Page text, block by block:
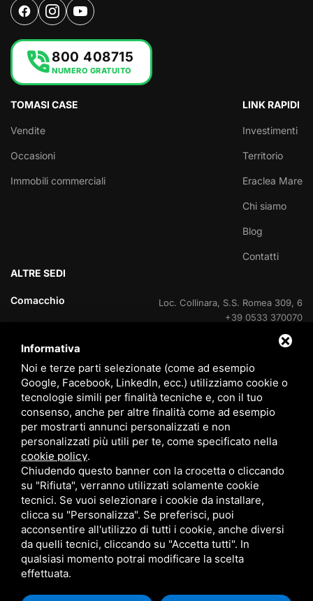
Informativa
Noi e terze parti selezionate (come ad esempio
Google, Facebook, LinkedIn, ecc.) utilizziamo cookie o
tecnologie simili per finalità tecniche e, con il tuo
consenso, anche per altre finalità come ad esempio
per mostrarti annunci personalizzati e non
personalizzati più utili per te, come specificato nella
cookie policy.
Chiudendo questo banner con la crocetta o cliccando
su "Rifiuta", verranno utilizzati solamente cookie
tecnici. Se vuoi selezionare i cookie da installare,
clicca su "Personalizza". Se preferisci, puoi
acconsentire all'utilizzo di tutti i cookie, anche diversi
da quelli tecnici, cliccando su "Accetta tutti". In
qualsiasi momento potrai modificare la scelta
effettuata.
phone_in_talk800 408715
NUMERO GRATUITO
TOMASI CASE
Vendite
Occasioni
Immobili commerciali
LINK RAPIDI
Investimenti
Territorio
Eraclea Mare
Chi siamo
Blog
Contatti
ALTRE SEDI
Comacchio
Loc. Collinara, S.S. Romea 309, 6
+39 0533 370070
Lido delle Nazioni
Viale delle Nazioni Unite, 95
+39 0533 370070
Lido delle Nazioni
Ufficio di cantiere V.Le Portogallo
+39 0533 37007
Lido degli Estensi
Viale Giacomo Leopardi, 60
Eraclea Mare
Via delle Rose, 4
+39 0533 370070